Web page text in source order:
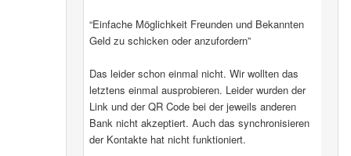
“Einfache Möglichkeit Freunden und Bekannten
Geld zu schicken oder anzufordern”
Das leider schon einmal nicht. Wir wollten das
letztens einmal ausprobieren. Leider wurden der
Link und der QR Code bei der jeweils anderen
Bank nicht akzeptiert. Auch das synchronisieren
der Kontakte hat nicht funktioniert.